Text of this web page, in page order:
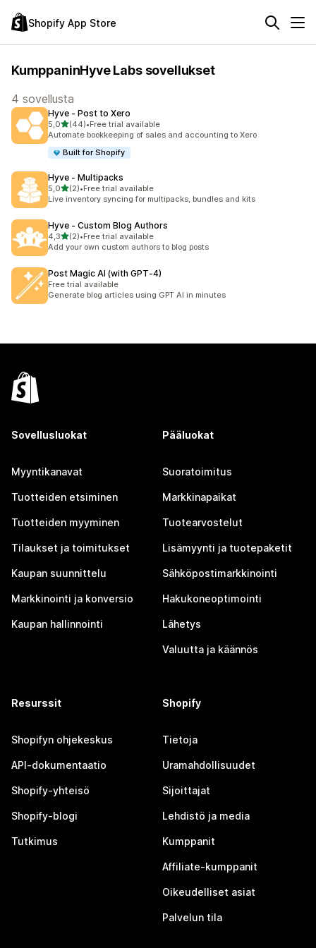
Shopify App Store
KumppaninHyve Labs sovellukset
4 sovellusta
Hyve ‑ Post to Xero
5,0/ 5 tähteä
(44)
44 arvostelua yhteensä
•Free trial available
Automate bookkeeping of sales and accounting to Xero
Built for Shopify
Hyve ‑ Multipacks
5,0/ 5 tähteä
(2)
2 arvostelua yhteensä
•Free trial available
Live inventory syncing for multipacks, bundles and kits
Hyve ‑ Custom Blog Authors
4,3/ 5 tähteä
(2)
2 arvostelua yhteensä
•Free trial available
Add your own custom authors to blog posts
Post Magic AI (with GPT‑4)
Free trial available
Generate blog articles using GPT AI in minutes
Sovellusluokat
Myyntikanavat
Tuotteiden etsiminen
Tuotteiden myyminen
Tilaukset ja toimitukset
Kaupan suunnittelu
Markkinointi ja konversio
Kaupan hallinnointi
Pääluokat
Suoratoimitus
Markkinapaikat
Tuotearvostelut
Lisämyynti ja tuotepaketit
Sähköpostimarkkinointi
Hakukoneoptimointi
Lähetys
Valuutta ja käännös
Resurssit
Shopifyn ohjekeskus
API-dokumentaatio
Shopify-yhteisö
Shopify-blogi
Tutkimus
Shopify
Tietoja
Uramahdollisuudet
Sijoittajat
Lehdistö ja media
Kumppanit
Affiliate-kumppanit
Oikeudelliset asiat
Palvelun tila